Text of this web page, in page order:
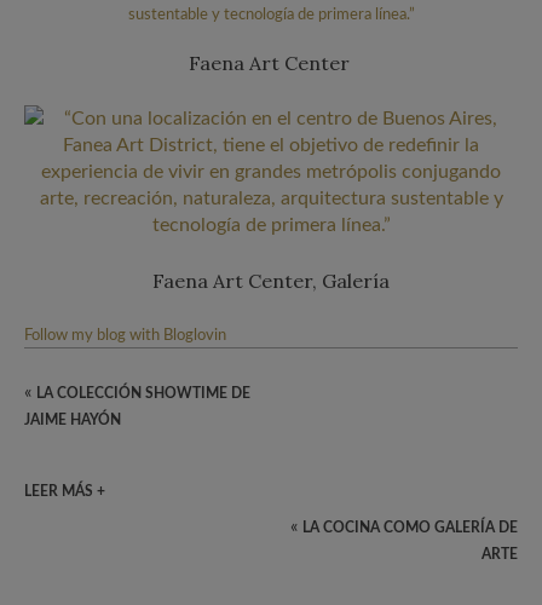
Faena Art Center
Faena Art Center, Galería
Follow my blog with Bloglovin
« LA COLECCIÓN SHOWTIME DE
JAIME HAYÓN
LEER MÁS +
« LA COCINA COMO GALERÍA DE
ARTE